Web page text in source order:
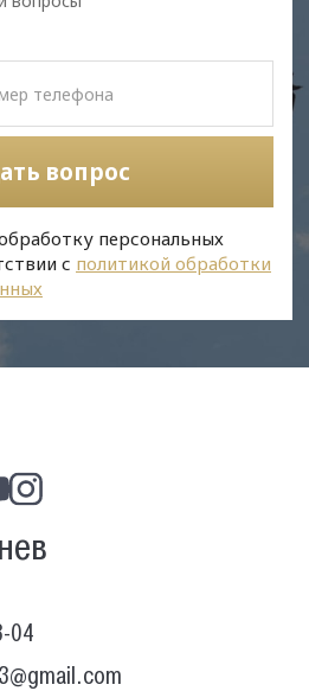
вопрос
персональных
с политикой обработки
04